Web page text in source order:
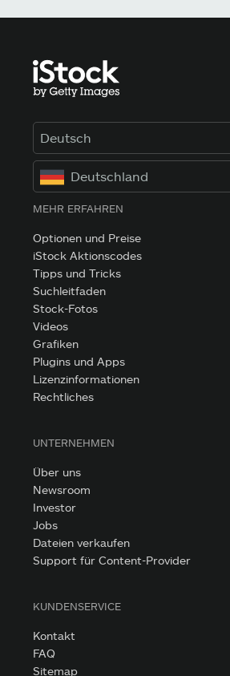
Deutsch
Deutschland
MEHR ERFAHREN
Optionen und Preise
iStock Aktionscodes
Tipps und Tricks
Suchleitfaden
Stock-Fotos
Videos
Grafiken
Plugins und Apps
Lizenzinformationen
Rechtliches
UNTERNEHMEN
Über uns
Newsroom
Investor
Jobs
Dateien verkaufen
Support für Content-Provider
KUNDENSERVICE
Kontakt
FAQ
Sitemap